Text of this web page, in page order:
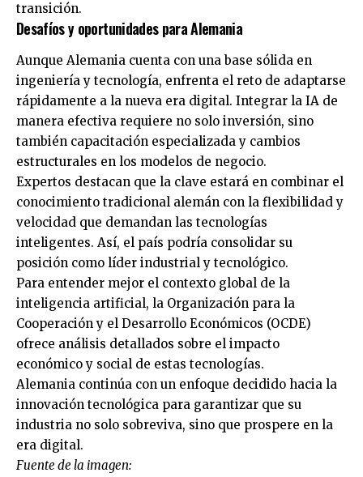
transición.
Desafíos y oportunidades para Alemania
Aunque Alemania cuenta con una base sólida en
ingeniería y tecnología, enfrenta el reto de adaptarse
rápidamente a la nueva era digital. Integrar la IA de
manera efectiva requiere no solo inversión, sino
también capacitación especializada y cambios
estructurales en los modelos de negocio.
Expertos destacan que la clave estará en combinar el
conocimiento tradicional alemán con la flexibilidad y
velocidad que demandan las tecnologías
inteligentes. Así, el país podría consolidar su
posición como líder industrial y tecnológico.
Para entender mejor el contexto global de la
inteligencia artificial, la Organización para la
Cooperación y el Desarrollo Económicos (OCDE)
ofrece análisis detallados sobre el impacto
económico y social de estas tecnologías.
Alemania continúa con un enfoque decidido hacia la
innovación tecnológica para garantizar que su
industria no solo sobreviva, sino que prospere en la
era digital.
Fuente de la imagen: